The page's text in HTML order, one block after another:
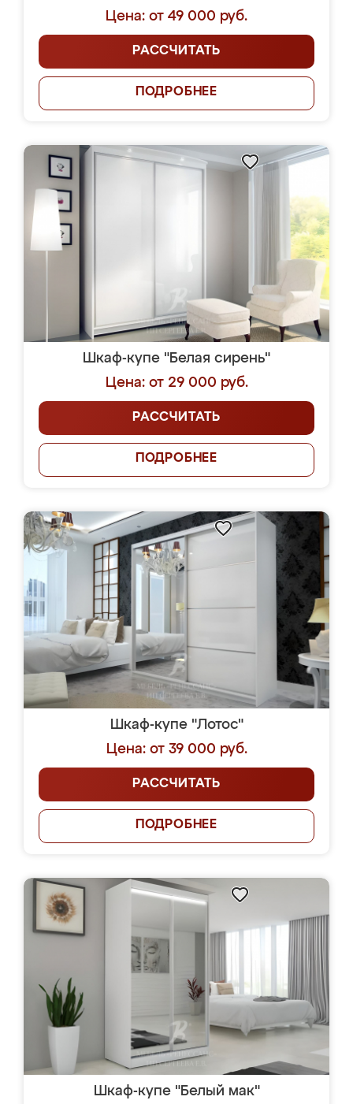
Цена: от 49 000 руб.
РАССЧИТАТЬ
ПОДРОБНЕЕ
Шкаф-купе "Белая сирень"
Цена: от 29 000 руб.
РАССЧИТАТЬ
ПОДРОБНЕЕ
Шкаф-купе "Лотос"
Цена: от 39 000 руб.
РАССЧИТАТЬ
ПОДРОБНЕЕ
Шкаф-купе "Белый мак"